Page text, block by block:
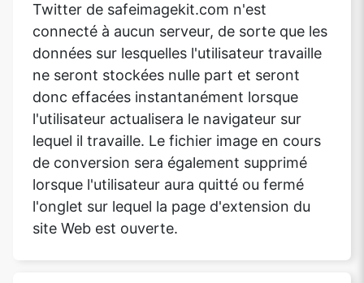
Twitter de safeimagekit.com n'est
connecté à aucun serveur, de sorte que les
données sur lesquelles l'utilisateur travaille
ne seront stockées nulle part et seront
donc effacées instantanément lorsque
l'utilisateur actualisera le navigateur sur
lequel il travaille. Le fichier image en cours
de conversion sera également supprimé
lorsque l'utilisateur aura quitté ou fermé
l'onglet sur lequel la page d'extension du
site Web est ouverte.